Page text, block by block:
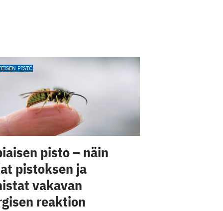
PISTO
pisto – näin
pistoksen ja
vakavan
reaktion